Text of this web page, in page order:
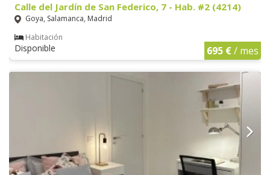
Calle del Jardín de San Federico, 7 - Hab. #2 (4214)
Goya, Salamanca, Madrid
Habitación
Disponible 695 €/ mes